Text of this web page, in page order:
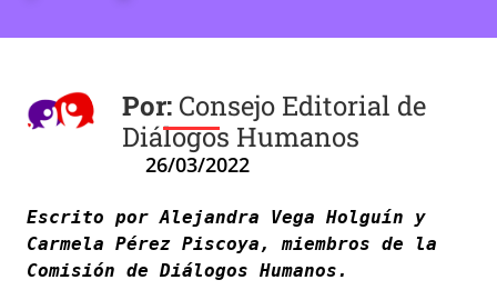
Consejo Editorial de
Diálogos Humanos
Escrito por Alejandra Vega Holguín y
Carmela Pérez Piscoya, miembros de la
Comisión de Diálogos Humanos.
26/03/2022